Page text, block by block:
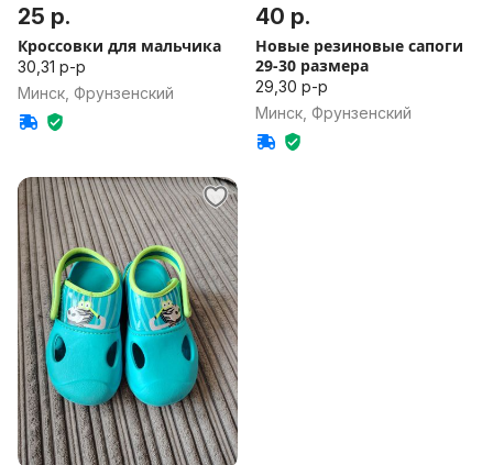
25 р.
Кроссовки для мальчика
30,31 р-р
Минск, Фрунзенский
40 р.
Новые резиновые сапоги
29-30 размера
29,30 р-р
Минск, Фрунзенский